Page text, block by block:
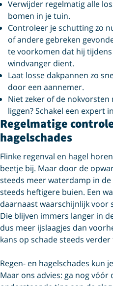
Verwijder regelmatig alle
bomen in je tuin.
Controleer je schutting zo
of andere gebreken
te voorkomen dat hij
windvanger dient.
Laat losse dakpannen zo
door een aannemer.
Niet zeker of de
liggen? Schakel een expert
Regelmatige
hagelschades
Flinke regenval en hagel
beetje bij. Maar door de
steeds meer waterdamp in
steeds heftigere buien. Een
daarnaast waarschijnlijk voor
Die blijven immers langer in
dus meer ijslaagjes dan
kans op schade steeds verder
Regen- en hagelschades kun
Maar ons advies: ga nog